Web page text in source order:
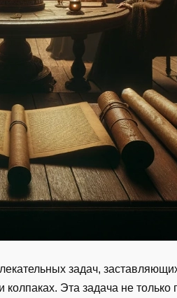
задач,
Эта задача не